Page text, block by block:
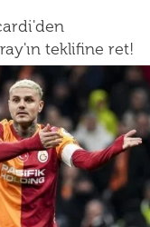
teklifine ret!